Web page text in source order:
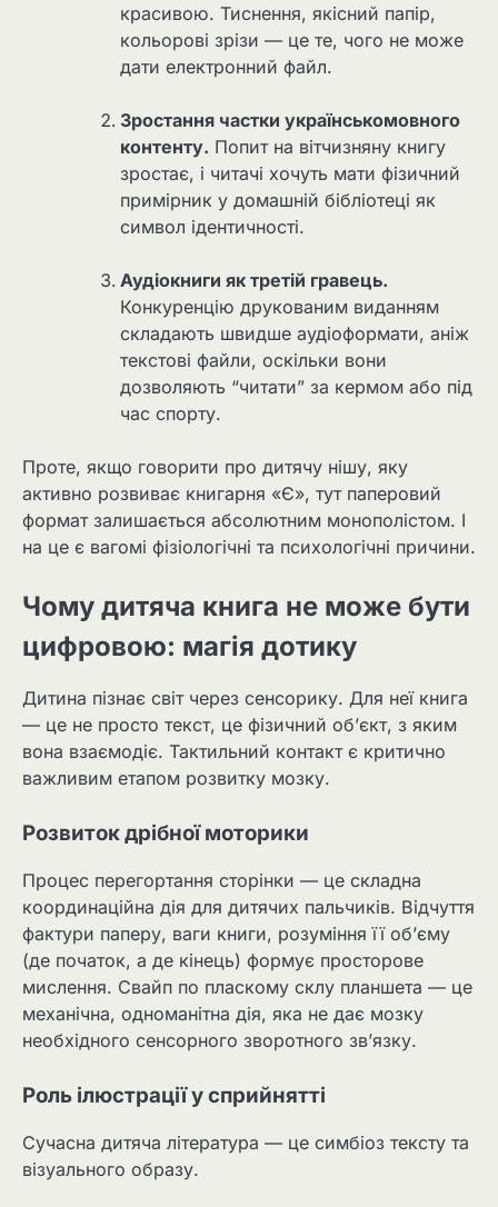
красивою. Тиснення, якісний папір,
кольорові зрізи — це те, чого не може
дати електронний файл.
Зростання частки українськомовного
контенту. Попит на вітчизняну книгу
зростає, і читачі хочуть мати фізичний
примірник у домашній бібліотеці як
символ ідентичності.
Аудіокниги як третій гравець.
Конкуренцію друкованим виданням
складають швидше аудіоформати, аніж
текстові файли, оскільки вони
дозволяють “читати” за кермом або під
час спорту.
Проте, якщо говорити про дитячу нішу, яку
активно розвиває книгарня «Є», тут паперовий
формат залишається абсолютним монополістом. І
на це є вагомі фізіологічні та психологічні причини.
Чому дитяча книга не може бути
цифровою: магія дотику
Дитина пізнає світ через сенсорику. Для неї книга
— це не просто текст, це фізичний об’єкт, з яким
вона взаємодіє. Тактильний контакт є критично
важливим етапом розвитку мозку.
Розвиток дрібної моторики
Процес перегортання сторінки — це складна
координаційна дія для дитячих пальчиків. Відчуття
фактури паперу, ваги книги, розуміння її об’єму
(де початок, а де кінець) формує просторове
мислення. Свайп по пласкому склу планшета — це
механічна, одноманітна дія, яка не дає мозку
необхідного сенсорного зворотного зв’язку.
Роль ілюстрації у сприйнятті
Сучасна дитяча література — це симбіоз тексту та
візуального образу.